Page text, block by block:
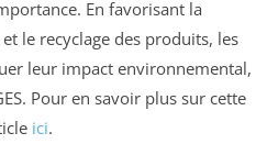
En favorisant la
le recyclage des produits, les
leur impact environnemental,
Pour en savoir plus sur cette
ici.